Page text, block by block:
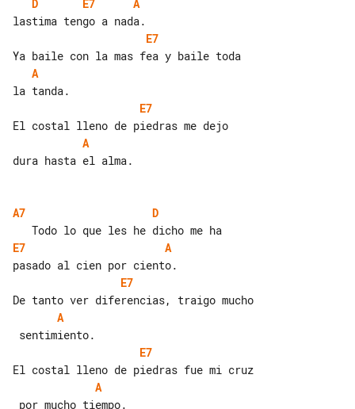
D E7
A
E7
A
E7
A
dura hasta el alma.
A7
D
E7
A
E7
A
E7
A